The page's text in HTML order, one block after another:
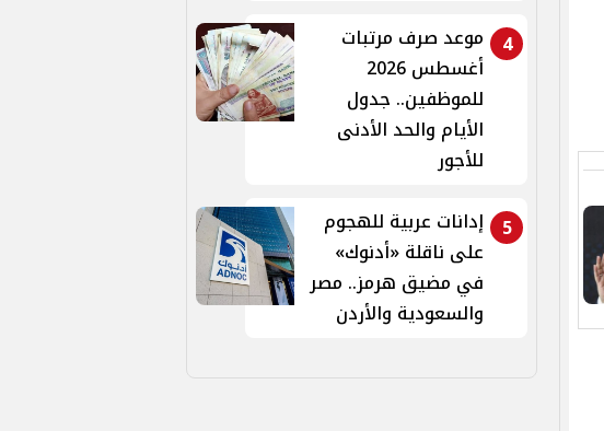
4
موعد صرف مرتبات
أغسطس 2026
للموظفين.. جدول
الأيام والحد الأدنى
للأجور
5
إدانات عربية للهجوم
على ناقلة «أدنوك»
في مضيق هرمز.. مصر
والسعودية والأردن